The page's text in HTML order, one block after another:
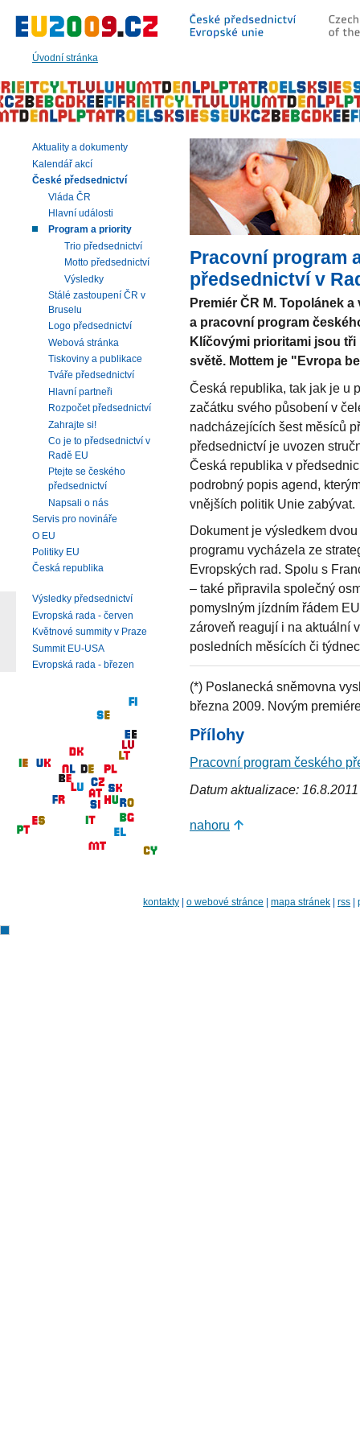
Úvodní stránka
hlavní
|
navigaci
|
vyhledávání
Pracovní program
předsednictví v
Premiér ČR M. Topolánek
a pracovní program
Klíčovými prioritami jsou
světě. Mottem je "Evropa
Česká republika, tak jak je u
začátku svého působení v
nadcházejících šest měsíců
předsednictví je uvozen
Česká republika v
podrobný popis agend,
vnějších politik Unie zabývat.
Dokument je výsledkem
programu vycházela ze
Evropských rad. Spolu s
– také připravila společný
pomyslným jízdním řádem
zároveň reagují i na aktuální
posledních měsících či
(*) Poslanecká sněmovna
března 2009. Novým
Přílohy
Pracovní program českého
Datum aktualizace:
nahoru
Aktuality a dokumenty
Kalendář akcí
České předsednictví
Vláda ČR
Hlavní události
Program a priority
Trio předsednictví
Motto předsednictví
Výsledky
Stálé zastoupení ČR v
Bruselu
Logo předsednictví
Webová stránka
Tiskoviny a publikace
Tváře předsednictví
Hlavní partneři
Rozpočet předsednictví
Zahrajte si!
Co je to předsednictví v
Radě EU
Ptejte se českého
předsednictví
Napsali o nás
Servis pro novináře
O EU
Politiky EU
Česká republika
Výsledky předsednictví
Evropská rada - červen
Květnové summity v Praze
Summit EU-USA
Evropská rada - březen
kontakty o webové stránce mapa stránek rss